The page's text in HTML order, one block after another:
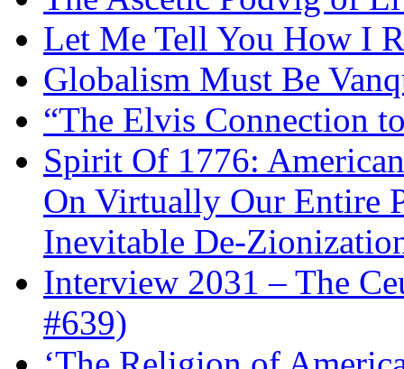
Let Me Tell You How I
Globalism Must Be
“The Elvis Connection
Spirit Of 1776:
On Virtually Our Entire
Inevitable De-
Interview 2031 – The
#639)